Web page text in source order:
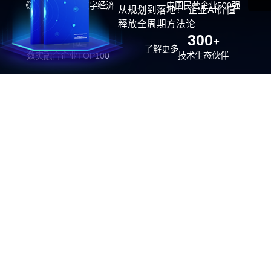
《福布斯》中国数字经济
100强
中国民营企业500强
26位
数实融合企业TOP100
300+
技术生态伙伴
从规划到落地！ 企业AI价值
释放全周期方法论
了解更多